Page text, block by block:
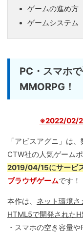
ゲームの進め方
ゲームシステム
PC・スマホ
MMORPG！
※2022/02/
「アビスアグニ」は
CTW社の人気ゲーム
2019/04/15にサービ
ブラウザゲームです！
本作は、 ネット環境
HTML5で開発された
・スマホの空き容量